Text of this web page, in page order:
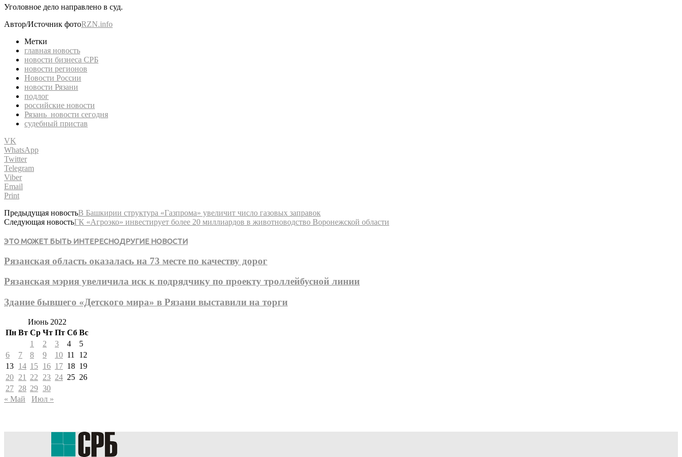
Уголовное дело направлено в суд.
Автор/Источник фотоRZN.info
Метки
главная новость
новости бизнеса СРБ
новости регионов
Новости России
новости Рязани
подлог
российские новости
Рязань новости сегодня
судебный пристав
VK
WhatsApp
Twitter
Telegram
Viber
Email
Print
Предыдущая новостьВ Башкирии структура «Газпрома» увеличит число газовых заправок
Следующая новостьГК «Агроэко» инвестирует более 20 миллиардов в животноводство Воронежской области
ЭТО МОЖЕТ БЫТЬ ИНТЕРЕСНОДРУГИЕ НОВОСТИ
Рязанская область оказалась на 73 месте по качеству дорог
Рязанская мэрия увеличила иск к подрядчику по проекту троллейбусной линии
Здание бывшего «Детского мира» в Рязани выставили на торги
Июнь 2022
Пн Вт Ср Чт Пт Сб Вс
1
2 3 4
5
6
7 8 9 10 11
12
13 14 15 16 17 18 19
20 21 22 23 24 25 26
27 28 29 30
« Май
Июл »